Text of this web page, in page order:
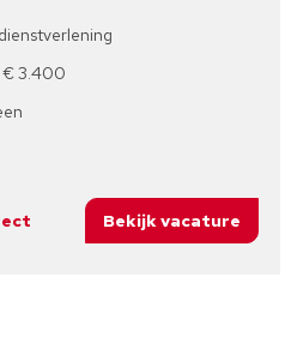
€ 3.400
Bekijk vacature